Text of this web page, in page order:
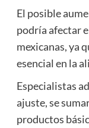
El posible
podría afectar
mexicanas, ya
esencial en la
Especialistas
ajuste, se
productos